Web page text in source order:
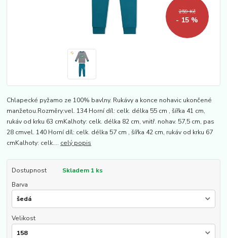
259 Kč
- 15 %
Chlapecké pyžamo ze 100% bavlny. Rukávy a konce nohavic ukončené
manžetou.Rozměry:vel. 134 Horní díl: celk. délka 55 cm , šířka 41 cm,
rukáv od krku 63 cmKalhoty: celk. délka 82 cm, vnitř. nohav. 57,5 cm, pas
28 cmvel. 140 Horní díl: celk. délka 57 cm , šířka 42 cm, rukáv od krku 67
cmKalhoty: celk.... celý popis
Dostupnost
Skladem 1 ks
Barva
Velikost